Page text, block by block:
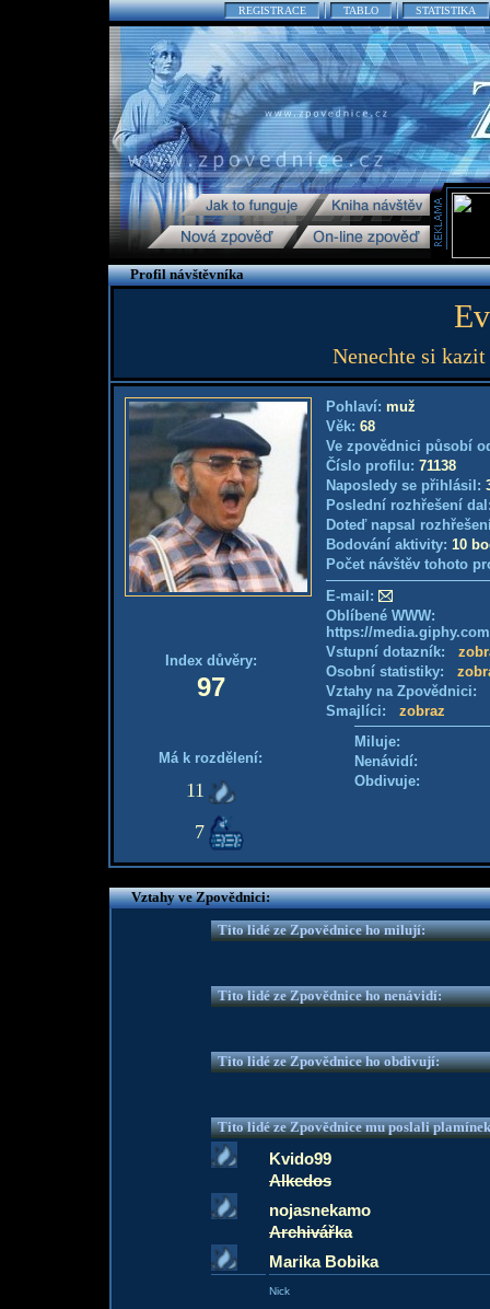
REGISTRACE TABLO STATISTIKA
Profil návštěvníka
Nenechte si
Index důvěry:
97
Má k rozdělení:
11
7
Pohlaví: muž
Věk: 68
Ve zpovědnici působí
Číslo profilu: 71138
Naposledy se přihlásil:
Poslední rozhřešení
Doteď napsal
Bodování aktivity: 10
Počet návštěv tohoto
E-mail:
Oblíbené WWW:
https://
Vstupní dotazník:
Osobní statistiky:
Vztahy na Zpovědnici:
Smajlíci: zobraz
Miluje:
Nenávidí:
Obdivuje:
Vztahy ve Zpovědnici:
Tito lidé ze Zpovědnice ho milují:
Tito lidé ze Zpovědnice ho nenávidí:
Tito lidé ze Zpovědnice ho obdivují:
Tito lidé ze Zpovědnice mu poslali
Kvido99
Alkedos
nojasnekamo
Archivářka
Marika Bobika
Nick